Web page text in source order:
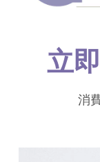
立
消